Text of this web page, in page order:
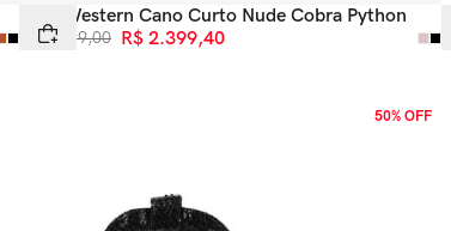
Bota Western Cano Curto Nude Cobra Python
R$ 3. 999,00 R$ 2.399,40
50% OFF